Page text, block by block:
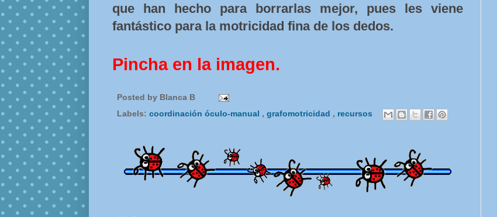
que han hecho para borrarlas mejor, pues les viene
fantástico para la motricidad fina de los dedos.
Pincha en la imagen.
Posted by Blanca B
Labels: coordinación óculo-manual , grafomotricidad , recursos